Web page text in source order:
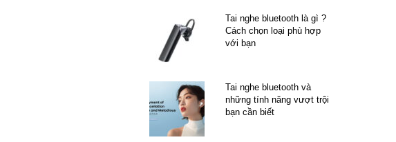
Tai nghe bluetooth là gì ?
Cách chọn loại phù hợp
với bạn
Tai nghe bluetooth và
những tính năng vượt trội
bạn cần biết